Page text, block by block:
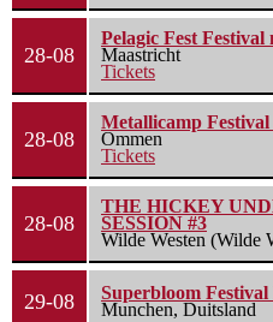
28-08
Pelagic Fest
Maastricht
Tickets
28-08
Metallicamp
Ommen
Tickets
28-08
THE HICKEY
SESSION #3
Wilde Westen (Wilde
29-08
Superbloom
Munchen, Duitsland